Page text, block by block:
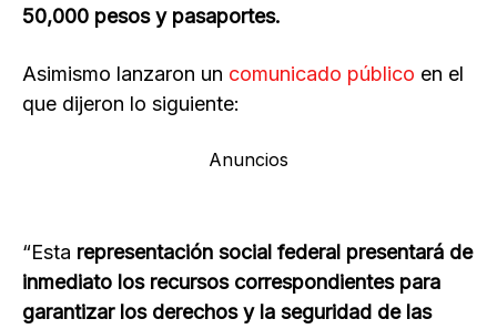
50,000 pesos y pasaportes.
Asimismo lanzaron un comunicado público en el
que dijeron lo siguiente:
Anuncios
“Esta representación social federal presentará de
inmediato los recursos correspondientes para
garantizar los derechos y la seguridad de las